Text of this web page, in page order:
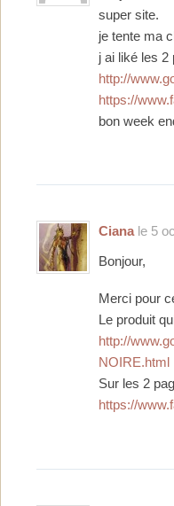
super site.
je tente ma
j ai liké les 2
http://
https://
bon week
Cianale 5
Bonjour,
Merci pour
Le produit
http://
NOIRE.html
Sur les 2
https://